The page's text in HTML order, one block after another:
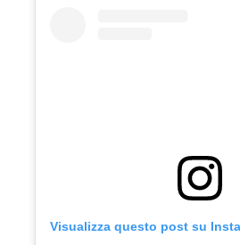
Visualizza questo post su